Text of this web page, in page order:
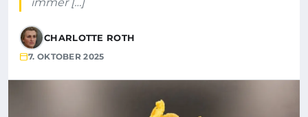
CHARLOTTE ROTH
7. OKTOBER 2025